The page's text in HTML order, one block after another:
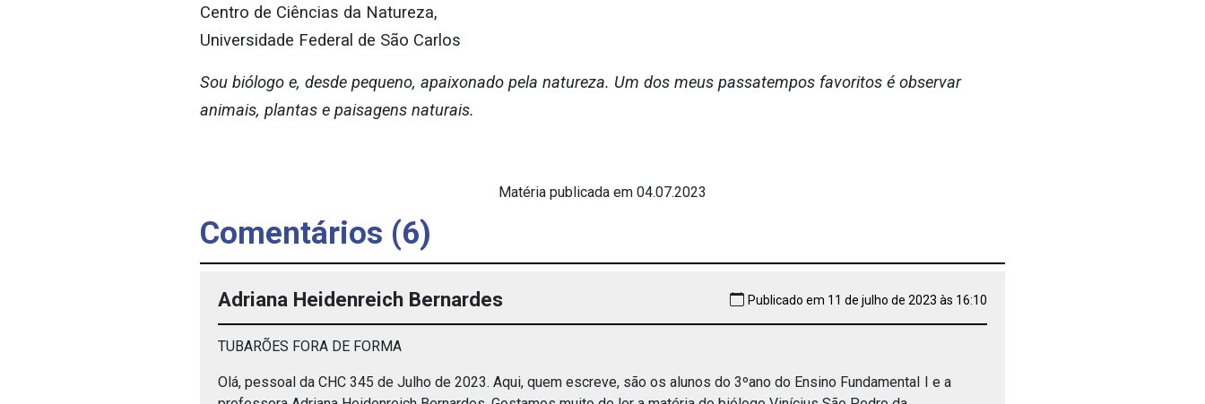
Centro de Ciências da Natureza,
Universidade Federal de São Carlos
Sou biólogo e, desde pequeno, apaixonado pela natureza. Um dos meus passatempos favoritos é observar
animais, plantas e paisagens naturais.
Matéria publicada em 04.07.2023
Comentários (6)
Adriana Heidenreich Bernardes Publicado em 11 de julho de 2023 às 16:10
TUBARÕES FORA DE FORMA
Olá, pessoal da CHC 345 de Julho de 2023. Aqui, quem escreve, são os alunos do 3ºano do Ensino FundamentaI I e a